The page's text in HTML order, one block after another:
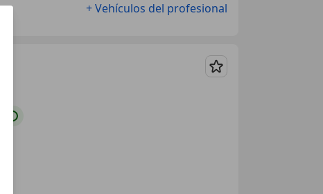
+ Vehículos del profesional
Guardar